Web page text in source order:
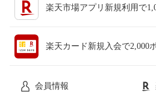
楽天市場アプリ新規利用で
楽天カード新規入会で2,000
会員情報